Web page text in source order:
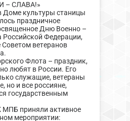
– СЛАВА!»
Доме культуры станицы
праздничное
Дню Военно –
Федерации,
ветеранов
Флота – праздник,
любят в России. Его
служащие, ветераны
но и все россияне,
государственным
МПБ приняли активное
мероприятии: